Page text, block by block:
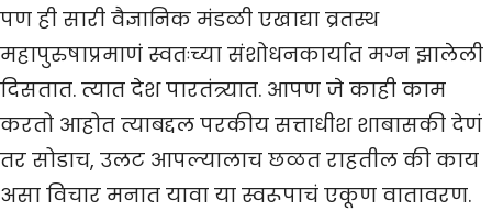
पण ही सारी वैज्ञानिक मंडळी एखाद्या व्रतस्थ
महापुरुषाप्रमाणं स्वतःच्या संशोधनकार्यात मग्न झालेली
दिसतात. त्यात देश पारतंत्र्यात. आपण जे काही काम
करतो आहोत त्याबद्दल परकीय सत्ताधीश शाबासकी देणं
तर सोडाच, उलट आपल्यालाच छळत राहतील की काय
असा विचार मनात यावा या स्वरूपाचं एकूण वातावरण.